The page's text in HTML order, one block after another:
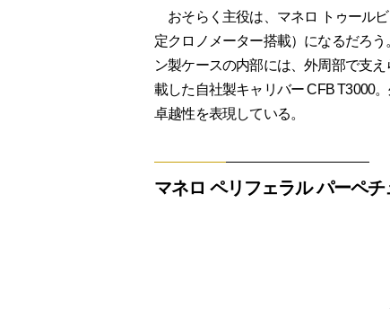
おそらく主役は、マネロ トゥール
定クロノメーター搭載）になるだろ
ン製ケースの内部には、外周部で支
載した自社製キャリバー CFB T3000
卓越性を表現している。
マネロ ペリフェラル パーペ